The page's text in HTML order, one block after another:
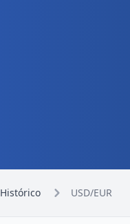
Histórico USD/EUR